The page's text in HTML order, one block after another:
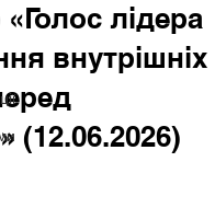
лідера
внутрішніх
(12.06.2026)